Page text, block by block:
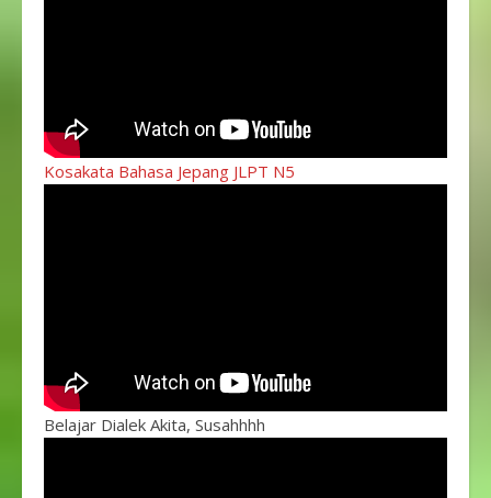
Kosakata Bahasa Jepang JLPT N5
Belajar Dialek Akita, Susahhhh